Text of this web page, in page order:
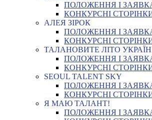
ПОЛОЖЕННЯ І
КОНКУРСНІ
АЛЕЯ ЗІРОК
ПОЛОЖЕННЯ І
КОНКУРСНІ
ТАЛАНОВИТЕ ЛІТО
ПОЛОЖЕННЯ І
КОНКУРСНІ
SEOUL TALENT SKY
ПОЛОЖЕННЯ І
КОНКУРСНІ
Я МАЮ ТАЛАНТ!
ПОЛОЖЕННЯ І